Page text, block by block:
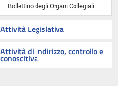
Bollettino degli Organi Collegiali
Attività Legislativa
Attività di indirizzo, controllo e
conoscitiva